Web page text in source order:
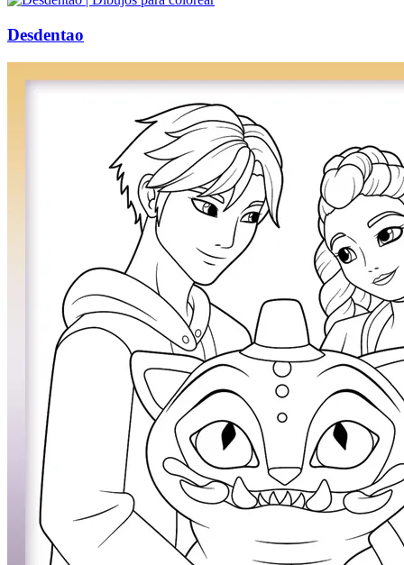
Desdentao